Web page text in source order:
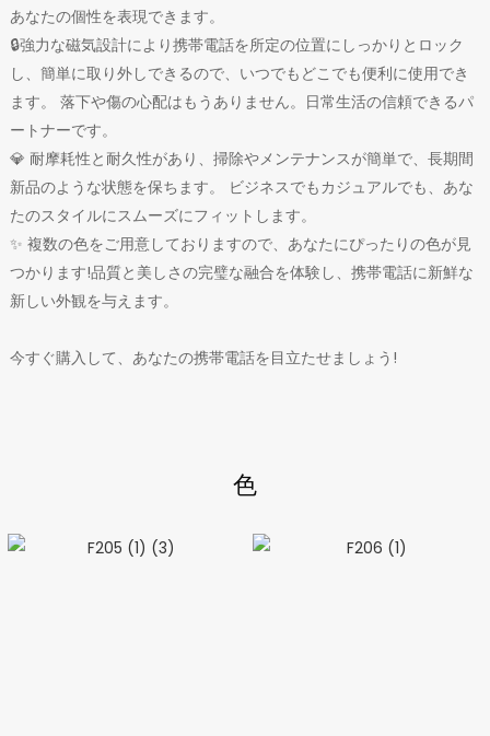
あなたの個性を表現できます。
🔒強力な磁気設計により携帯電話を所定の位置にしっかりとロック
し、簡単に取り外しできるので、いつでもどこでも便利に使用でき
ます。 落下や傷の心配はもうありません。日常生活の信頼できるパ
ートナーです。
💎 耐摩耗性と耐久性があり、掃除やメンテナンスが簡単で、長期間
新品のような状態を保ちます。 ビジネスでもカジュアルでも、あな
たのスタイルにスムーズにフィットします。
✨ 複数の色をご用意しておりますので、あなたにぴったりの色が見
つかります!品質と美しさの完璧な融合を体験し、携帯電話に新鮮な
新しい外観を与えます。
今すぐ購入して、あなたの携帯電話を目立たせましょう!
色